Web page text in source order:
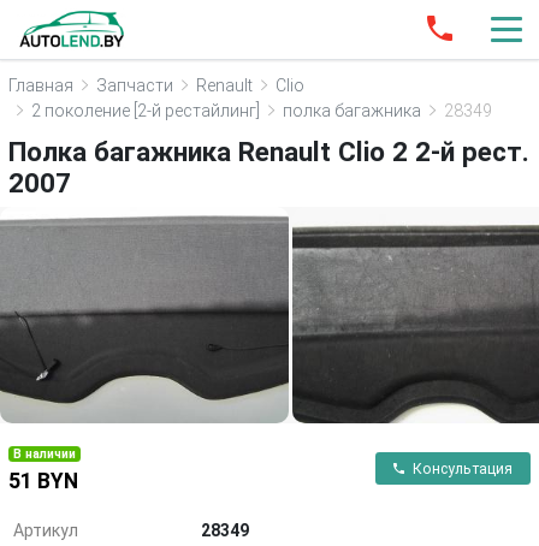
Главная Запчасти Renault
Clio
2 поколение [2-й рестайлинг]
полка багажника 28349
Полка багажника Renault Clio 2 2-й рест.
2007
В наличии
51 BYN
Консультация
Артикул
28349